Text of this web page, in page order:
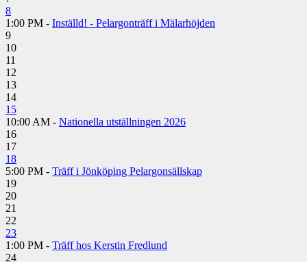
8
1:00 PM - Inställd! - Pelargonträff i Mälarhöjden
9
10
11
12
13
14
15
10:00 AM - Nationella utställningen 2026
16
17
18
5:00 PM - Träff i Jönköping Pelargonsällskap
19
20
21
22
23
1:00 PM - Träff hos Kerstin Fredlund
24